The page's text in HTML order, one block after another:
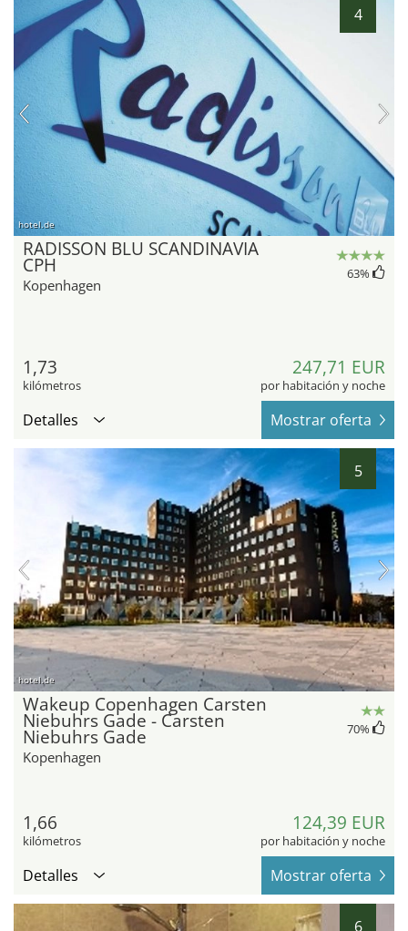
4
hotel.de
RADISSON BLU SCANDINAVIA
CPH
Kopenhagen
63%
1,73
kilómetros
247,71 EUR
por habitación y noche
Detalles Mostrar oferta
5
hotel.de
Wakeup Copenhagen Carsten
Niebuhrs Gade - Carsten
Niebuhrs Gade
Kopenhagen
70%
1,66
kilómetros
124,39 EUR
por habitación y noche
Detalles Mostrar oferta
6